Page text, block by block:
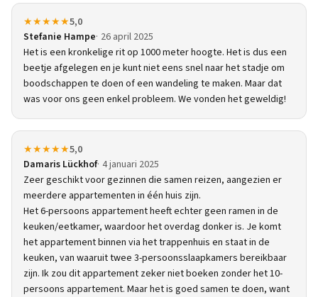
★★★★★5,0
Stefanie Hampe 26 april 2025
Het is een kronkelige rit op 1000 meter hoogte. Het is dus een
beetje afgelegen en je kunt niet eens snel naar het stadje om
boodschappen te doen of een wandeling te maken. Maar dat
was voor ons geen enkel probleem. We vonden het geweldig!
★★★★★5,0
Damaris Lückhof 4 januari 2025
Zeer geschikt voor gezinnen die samen reizen, aangezien er
meerdere appartementen in één huis zijn.
Het 6-persoons appartement heeft echter geen ramen in de
keuken/eetkamer, waardoor het overdag donker is. Je komt
het appartement binnen via het trappenhuis en staat in de
keuken, van waaruit twee 3-persoonsslaapkamers bereikbaar
zijn. Ik zou dit appartement zeker niet boeken zonder het 10-
persoons appartement. Maar het is goed samen te doen, want